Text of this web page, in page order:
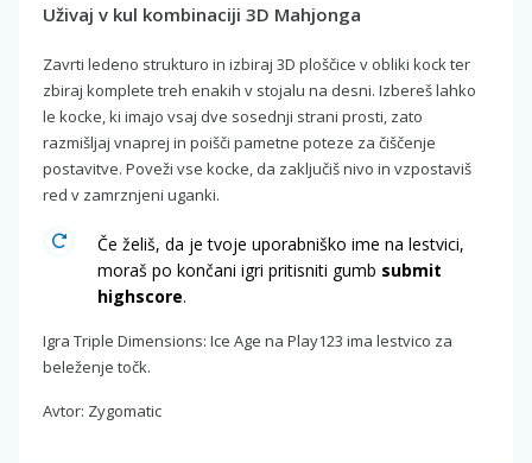
Uživaj v kul kombinaciji 3D Mahjonga
Zavrti ledeno strukturo in izbiraj 3D ploščice v obliki kock ter
zbiraj komplete treh enakih v stojalu na desni. Izbereš lahko
le kocke, ki imajo vsaj dve sosednji strani prosti, zato
razmišljaj vnaprej in poišči pametne poteze za čiščenje
postavitve. Poveži vse kocke, da zaključiš nivo in vzpostaviš
red v zamrznjeni uganki.
Če želiš, da je tvoje uporabniško ime na lestvici,
moraš po končani igri pritisniti gumb submit
highscore.
Igra Triple Dimensions: Ice Age na Play123 ima lestvico za
beleženje točk.
Avtor: Zygomatic